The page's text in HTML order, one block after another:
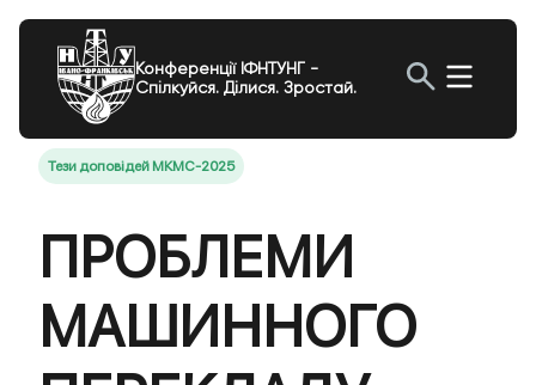
Конференції ІФНТУНГ -
Спілкуйся. Ділися. Зростай.
Тези доповідей МКМС-2025
ПРОБЛЕМИ
МАШИННОГО